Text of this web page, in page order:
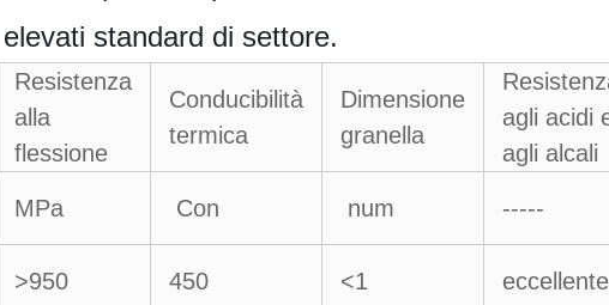
standard di settore.
Resistenza
alla
flessione
Conducibilità
termica
Dimensione
granella
agli acidi
agli alcali
MPa Con num -----
>950 450 <1 eccellente